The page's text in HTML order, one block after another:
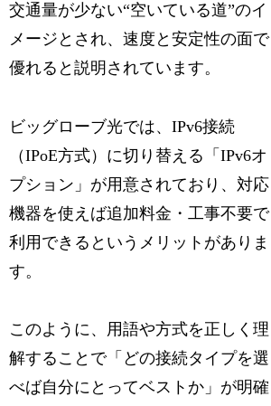
交通量が少ない“空いている道”のイ
メージとされ、速度と安定性の面で
優れると説明されています。
ビッグローブ光では、IPv6接続
（IPoE方式）に切り替える「IPv6オ
プション」が用意されており、対応
機器を使えば追加料金・工事不要で
利用できるというメリットがありま
す。
このように、用語や方式を正しく理
解することで「どの接続タイプを選
べば自分にとってベストか」が明確